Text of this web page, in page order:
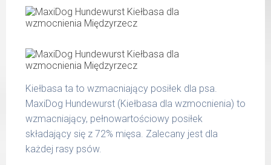
popiół surowy 1,90 %
włókno surowe 0,50 %
wapń 1,20 %
fosfor 0,62 %
dzienna
do 5
220 g
6 - 14
400 g
15 -
25 kg
Kiełbasa ta to wzmacniający posiłek dla psa.
MaxiDog Hundewurst (Kiełbasa dla wzmocnienia) to
wzmacniający, pełnowartościowy posiłek
składający się z 72% mięsa. Zalecany jest dla
każdej rasy psów.